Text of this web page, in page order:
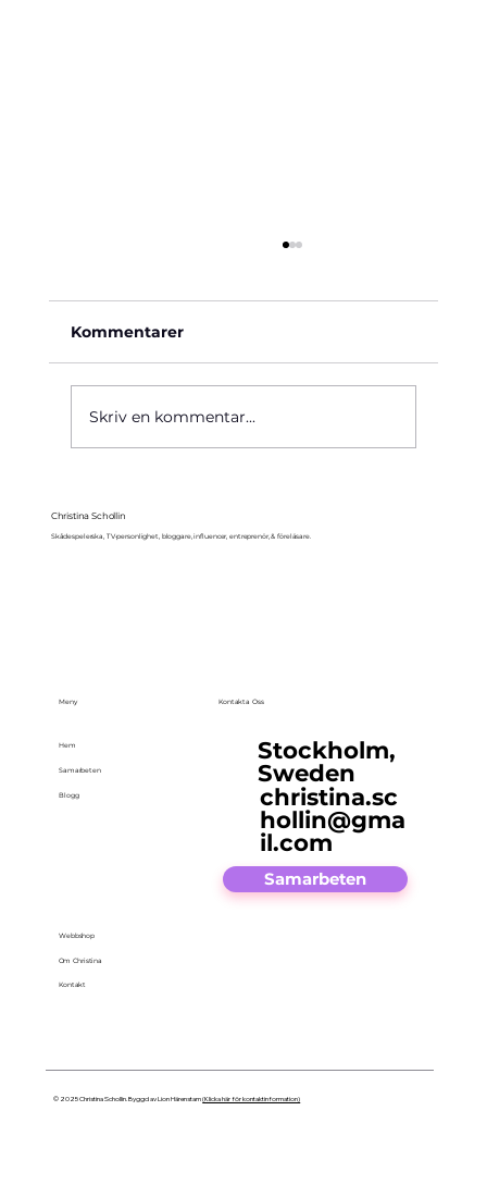
Kommentarer
Skriv en kommentar...
Christina Schollin
Skådespelerska, TV-personlighet, bloggare, influencer, entreprenör, & föreläsare.
Meny
Hem
Samarbeten
Blogg
Webbshop
Om Christina
Kontakt
Kontakta Oss
Stockholm,
Sweden
christina.sc
hollin@gma
il.com
Samarbeten
© 2025 Christina Schollin. Byggd av Lion Härenstam(Klicka här för kontaktinformation)